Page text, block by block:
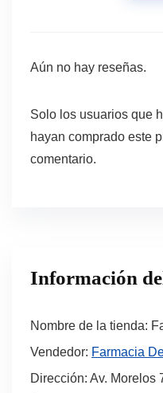
Aún no hay reseñas.
Solo los usuarios que
hayan comprado este
comentario.
Información
Nombre de la tienda:
Vendedor: Farmacia
Dirección: Av. Morelos